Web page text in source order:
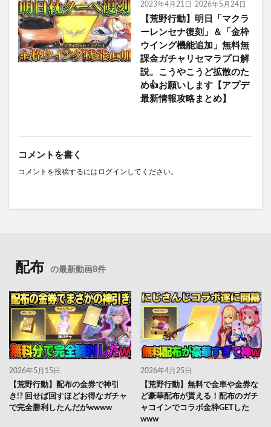
2023年4月21日 2026年5月24日
【荒野行動】明日「マクラ
ーレンセナ復刻」＆「金枠
ウイング機能追加」無料無
課金ガチャリセマラプロ解
説。こうやこうど拡散のた
め👍お願いします【アプデ
最新情報攻略まとめ】
コメントを書く
コメントを投稿するには ログイン してください。
配布 の最新動画8件
2026年5月15日
【荒野行動】配布の金券で神引
き!? 回せば回すほどお得なガチャ
で完全勝利したんだがwwww
2026年4月25日
【荒野行動】無料で金車や金券な
ど豪華配布が貰える！配布のガチ
ャコインでコラボ金枠GETした
www